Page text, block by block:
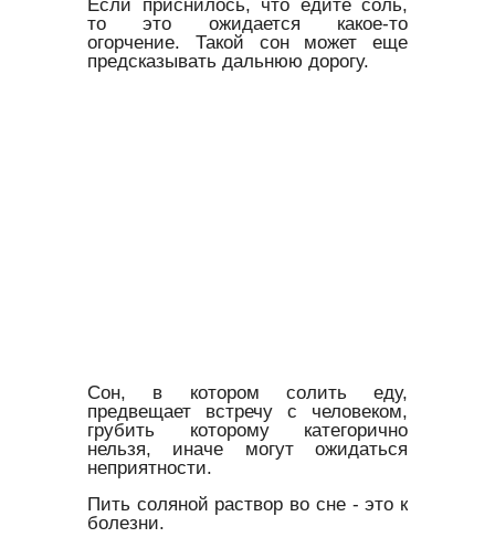
то это ожидается какое-то
огорчение. Такой сон может еще
предсказывать дальнюю дорогу.
Сон, в котором солить еду,
предвещает встречу с человеком,
грубить которому категорично
нельзя, иначе могут ожидаться
неприятности.
Пить соляной раствор во сне - это к
болезни.